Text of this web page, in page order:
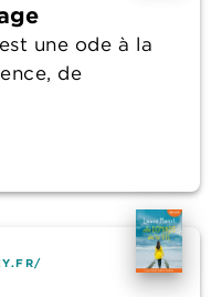
une ode à la
de